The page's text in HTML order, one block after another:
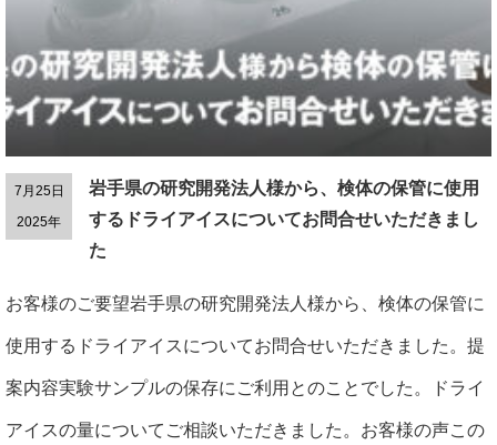
7月25日
2025年
岩手県の研究開発法人様から、検体の保管に使用
するドライアイスについてお問合せいただきまし
た
お客様のご要望岩手県の研究開発法人様から、検体の保管に
使用するドライアイスについてお問合せいただきました。提
案内容実験サンプルの保存にご利用とのことでした。ドライ
アイスの量についてご相談いただきました。お客様の声この